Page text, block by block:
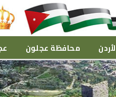
محافظة عجلون